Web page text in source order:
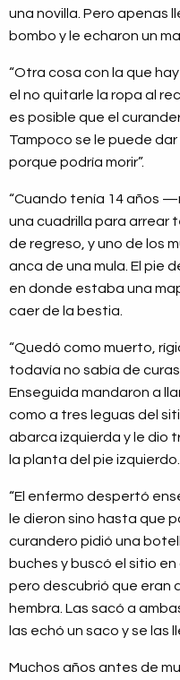
una novilla. Pero apenas
bombo y le echaron un
“Otra cosa con la que
el no quitarle la ropa al
es posible que el
Tampoco se le puede
porque podría morir”.
“Cuando tenía 14 años
una cuadrilla para arrear
de regreso, y uno de los
anca de una mula. El pie
en donde estaba una
caer de la bestia.
“Quedó como muerto,
todavía no sabía de
Enseguida mandaron a
como a tres leguas del
abarca izquierda y le dio
la planta del pie izquierdo.
“El enfermo despertó
le dieron sino hasta que
curandero pidió una
buches y buscó el sitio
pero descubrió que eran
hembra. Las sacó a
las echó un saco y se las
Muchos años antes de